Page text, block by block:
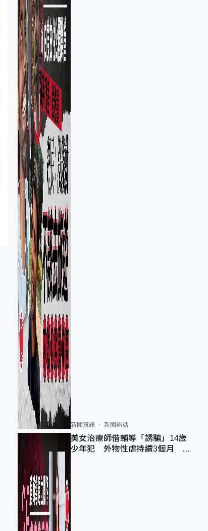
新聞資訊 新聞熱話
美女治療師借輔導「誘騙」14歲
少年犯 外物性虐持續3個月 受